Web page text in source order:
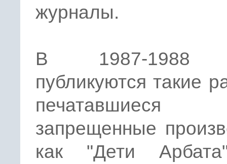
журналы.
В 1987-1988
публикуются такие
запрещенные
как "Дети